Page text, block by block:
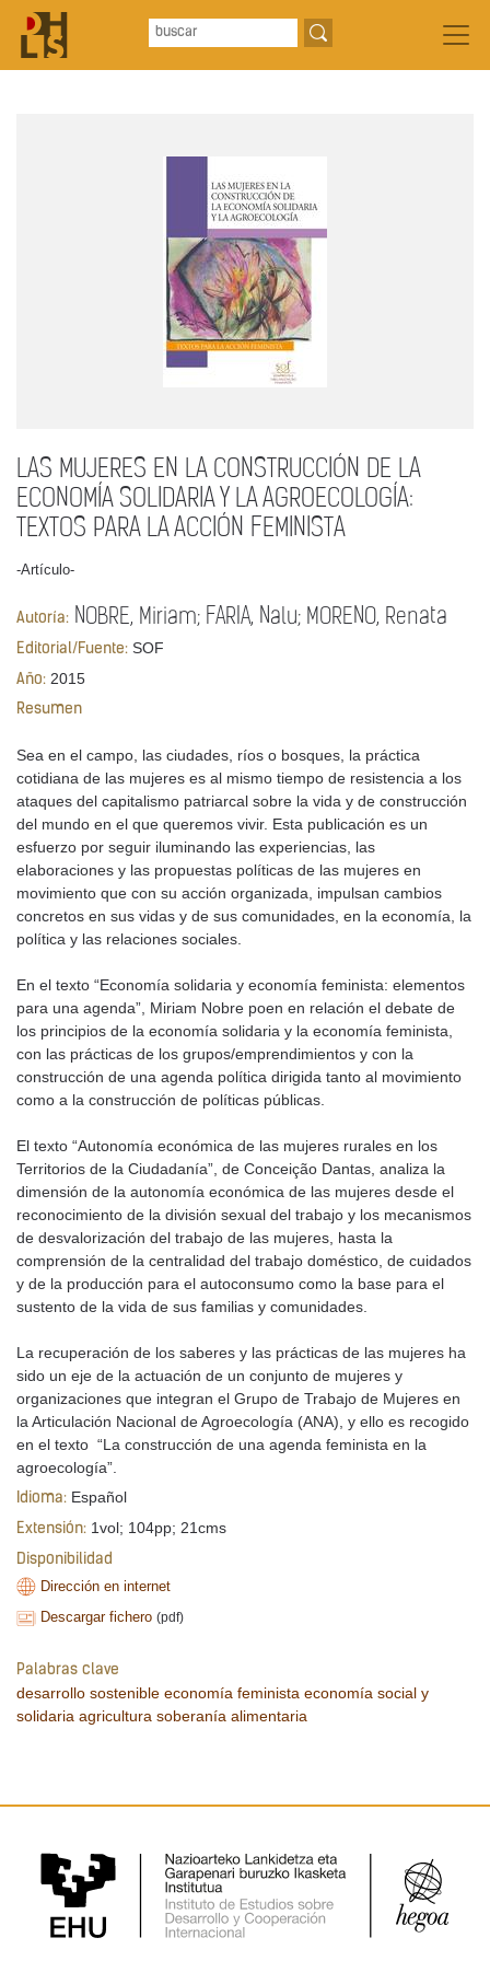
LAS MUJERES EN LA CONSTRUCCIÓN DE LA
ECONOMÍA SOLIDARIA Y LA AGROECOLOGÍA:
TEXTOS PARA LA ACCIÓN FEMINISTA
-Artículo-
Autoría: NOBRE, Miriam; FARIA, Nalu; MORENO, Renata
Editorial/Fuente: SOF
Año: 2015
Resumen
Sea en el campo, las ciudades, ríos o bosques, la práctica
cotidiana de las mujeres es al mismo tiempo de resistencia a los
ataques del capitalismo patriarcal sobre la vida y de construcción
del mundo en el que queremos vivir. Esta publicación es un
esfuerzo por seguir iluminando las experiencias, las
elaboraciones y las propuestas políticas de las mujeres en
movimiento que con su acción organizada, impulsan cambios
concretos en sus vidas y de sus comunidades, en la economía, la
política y las relaciones sociales.
En el texto “Economía solidaria y economía feminista: elementos
para una agenda”, Miriam Nobre poen en relación el debate de
los principios de la economía solidaria y la economía feminista,
con las prácticas de los grupos/emprendimientos y con la
construcción de una agenda política dirigida tanto al movimiento
como a la construcción de políticas públicas.
El texto “Autonomía económica de las mujeres rurales en los
Territorios de la Ciudadanía”, de Conceição Dantas, analiza la
dimensión de la autonomía económica de las mujeres desde el
reconocimiento de la división sexual del trabajo y los mecanismos
de desvalorización del trabajo de las mujeres, hasta la
comprensión de la centralidad del trabajo doméstico, de cuidados
y de la producción para el autoconsumo como la base para el
sustento de la vida de sus familias y comunidades.
La recuperación de los saberes y las prácticas de las mujeres ha
sido un eje de la actuación de un conjunto de mujeres y
organizaciones que integran el Grupo de Trabajo de Mujeres en
la Articulación Nacional de Agroecología (ANA), y ello es recogido
en el texto “La construcción de una agenda feminista en la
agroecología”.
Idioma: Español
Extensión: 1vol; 104pp; 21cms
Disponibilidad
Dirección en internet
Descargar fichero (pdf)
Palabras clave
desarrollo sostenible economía feminista economía social y
solidaria agricultura soberanía alimentaria